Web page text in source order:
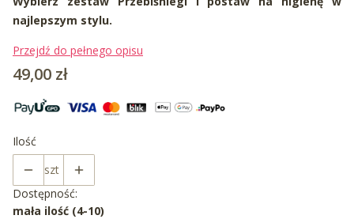
najlepszym stylu.
Przejdź do pełnego opisu
Cena
49,00 zł
Ilość
szt
Dostępność:
mała ilość (4-10)